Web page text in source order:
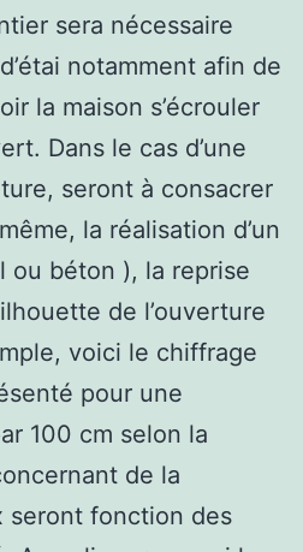
sera nécessaire
notamment afin de
la maison s’écrouler
Dans le cas d’une
seront à consacrer
la réalisation d’un
ou béton ), la reprise
de l’ouverture
voici le chiffrage
pour une
100 cm selon la
de la
seront fonction des